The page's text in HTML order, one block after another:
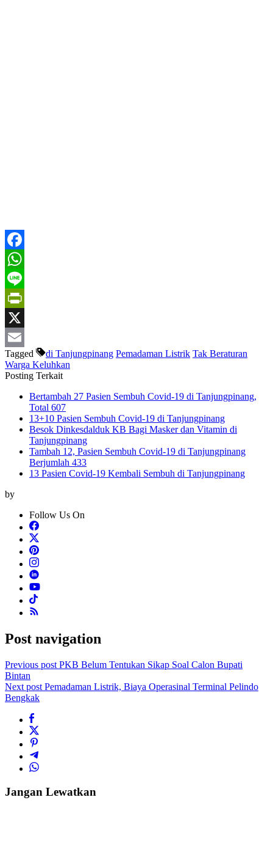
Facebook
WhatsApp
Line
PrintFriendly
X
Email
Tagged di Tanjungpinang Pemadaman Listrik Tak Beraturan
Warga Keluhkan
Posting Terkait
Bertambah 27 Pasien Sembuh Covid-19 di Tanjungpinang,
Total 607
13+10 Pasien Sembuh Covid-19 di Tanjungpinang
Besok Dinkesdalduk KB Bagi Masker dan Vitamin di
Tanjungpinang
Tambah 12, Pasien Sembuh Covid-19 di Tanjungpinang
Berjumlah 433
13 Pasien Covid-19 Kembali Sembuh di Tanjungpinang
by
Follow Us On
Post navigation
Previous post PKB Belum Tentukan Sikap Soal Calon Bupati
Bintan
Next post Pemadaman Listrik, Biaya Operasinal Terminal Pelindo
Bengkak
Jangan Lewatkan